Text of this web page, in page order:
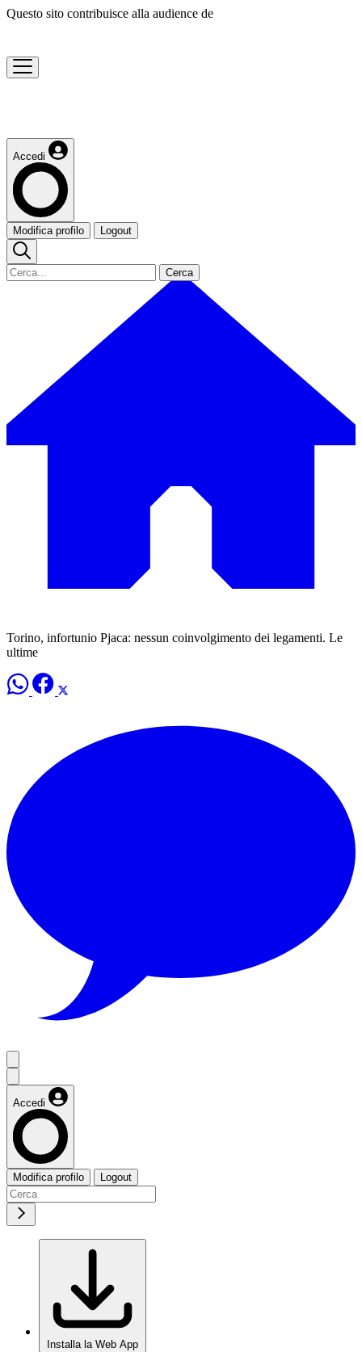
Questo sito contribuisce alla audience de
Accedi
Modifica profilo Logout
Cerca
Torino, infortunio Pjaca: nessun coinvolgimento dei legamenti. Le
ultime
Accedi
Modifica profilo Logout
Installa la Web App